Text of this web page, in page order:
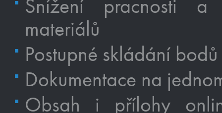
Snížení pracnosti a
materiálů
Postupné skládání
Dokumentace na
Obsah i přílohy